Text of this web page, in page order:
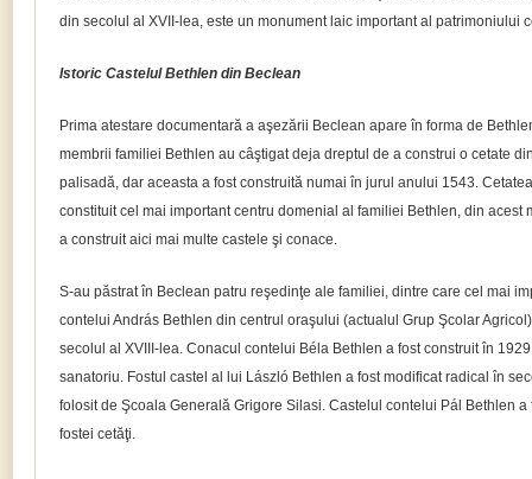
din secolul al XVII-lea, este un monument laic important al patrimoniului
Istoric Castelul Bethlen din Beclean
Prima atestare documentară a aşezării Beclean apare în forma de
membrii familiei Bethlen au câştigat deja dreptul de a construi o cetate
palisadă, dar aceasta a fost construită numai în jurul anului 1543.
constituit cel mai important centru domenial al familiei Bethlen, din acest
a construit aici mai multe castele şi conace.
S-au păstrat în Beclean patru reşedinţe ale familiei, dintre care cel mai
contelui András Bethlen din centrul oraşului (actualul Grup Şcolar
secolul al XVIII-lea. Conacul contelui Béla Bethlen a fost construit în
sanatoriu. Fostul castel al lui László Bethlen a fost modificat radical în
folosit de Şcoala Generală Grigore Silasi. Castelul contelui Pál Bethlen
fostei cetăţi.